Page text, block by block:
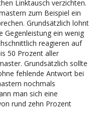
Linktausch verzichten.
zum Beispiel ein
Grundsätzlich lohnt
Gegenleistung ein wenig
reagieren auf
50 Prozent aller
Grundsätzlich sollte
fehlende Antwort bei
nochmals
man sich eine
rund zehn Prozent